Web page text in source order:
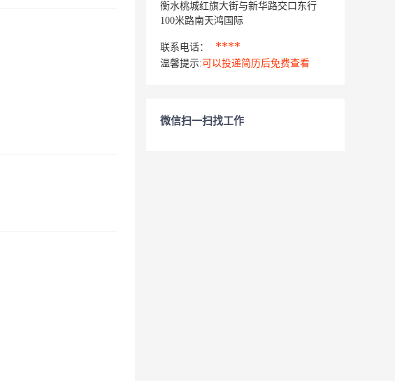
衡水桃城红旗大街与新华路交口东行
100米路南天鸿国际
联系电话： ****
温馨提示: 可以投递简历后免费查看
微信扫一扫找工作